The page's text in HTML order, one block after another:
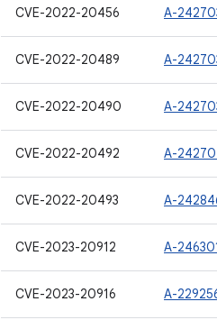
CVE-2022-20456 A-
CVE-2022-20489 A-
CVE-2022-20490 A-
CVE-2022-20492 A-
CVE-2022-20493 A-
CVE-2023-20912 A-
CVE-2023-20916 A-